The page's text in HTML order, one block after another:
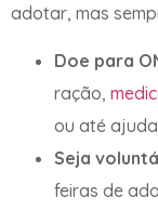
adotar, mas
Doe para
ração,
ou até
Seja
feiras de